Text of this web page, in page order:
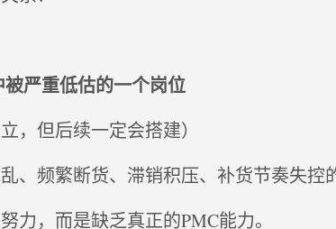
严重低估的一个岗位
，但后续一定会搭建）
、频繁断货、滞销积压、补货节奏失控
力，而是缺乏真正的PMC能力。